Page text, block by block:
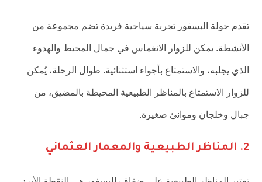
تقدم جولة البسفور تجربة سياحية فريدة تضم مجموعة من
الأنشطة. يمكن للزوار الانغماس في جمال المحيط والهدوء
الذي يجلبه، والاستمتاع بأجواء استثنائية. طوال الرحلة، يُمكن
للزوار الاستمتاع بالمناظر الطبيعية المحيطة بالمضيق، من
جبال وخلجان وموانئ صغيرة.
2. المناظر الطبيعية والمعمار العثماني